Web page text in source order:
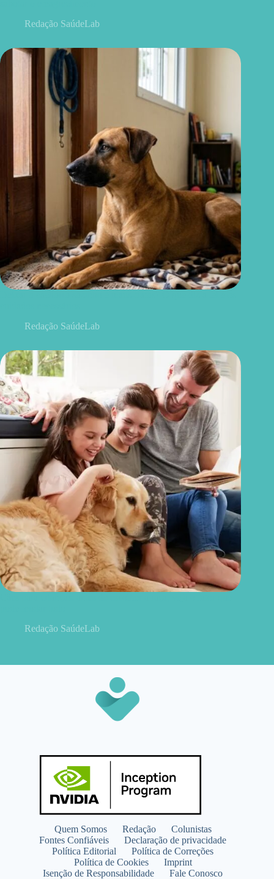
Redação SaúdeLab
Redação SaúdeLab
Redação SaúdeLab
Quem Somos Redação
Colunistas
Fontes Confiáveis
Declaração de privacidade
Política Editorial
Política de Correções
Política de Cookies
Imprint
Isenção de Responsabilidade
Fale Conosco